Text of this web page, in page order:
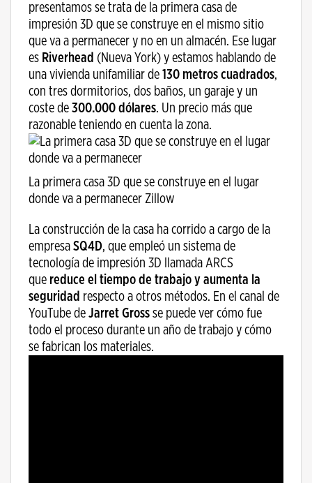
presentamos se trata de la primera casa de
impresión 3D que se construye en el mismo sitio
que va a permanecer y no en un almacén. Ese lugar
es Riverhead (Nueva York) y estamos hablando de
una vivienda unifamiliar de 130 metros cuadrados,
con tres dormitorios, dos baños, un garaje y un
coste de 300.000 dólares. Un precio más que
razonable teniendo en cuenta la zona.
La primera casa 3D que se construye en el lugar
donde va a permanecer Zillow
La construcción de la casa ha corrido a cargo de la
empresa SQ4D, que empleó un sistema de
tecnología de impresión 3D llamada ARCS
que reduce el tiempo de trabajo y aumenta la
seguridad respecto a otros métodos. En el canal de
YouTube de Jarret Gross se puede ver cómo fue
todo el proceso durante un año de trabajo y cómo
se fabrican los materiales.